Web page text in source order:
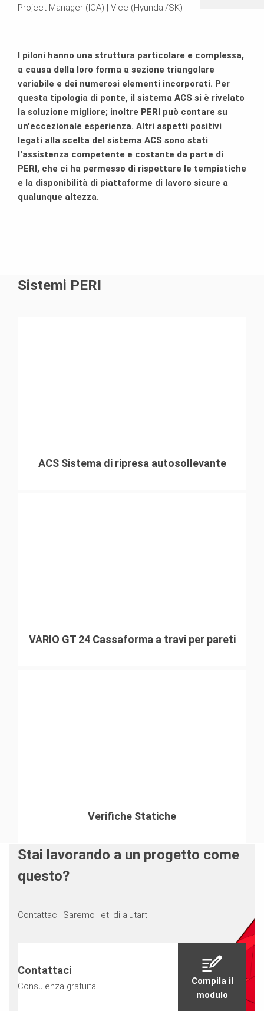
Project Manager (ICA) | Vice (Hyundai/SK)
I piloni hanno una struttura particolare e complessa,
a causa della loro forma a sezione triangolare
variabile e dei numerosi elementi incorporati. Per
questa tipologia di ponte, il sistema ACS si è rivelato
la soluzione migliore; inoltre PERI può contare su
un'eccezionale esperienza. Altri aspetti positivi
legati alla scelta del sistema ACS sono stati
l'assistenza competente e costante da parte di
PERI, che ci ha permesso di rispettare le tempistiche
e la disponibilità di piattaforme di lavoro sicure a
qualunque altezza.
Sistemi PERI
ACS Sistema di ripresa autosollevante
VARIO GT 24 Cassaforma a travi per pareti
Verifiche Statiche
Stai lavorando a un progetto come
questo?
Contattaci! Saremo lieti di aiutarti.
Contattaci
Consulenza gratuita
Compila il
modulo